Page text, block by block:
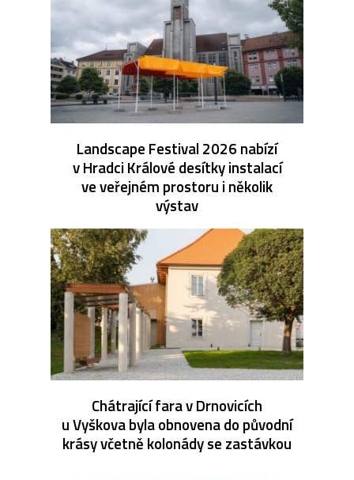
Landscape Festival 2026 nabízí
v Hradci Králové desítky instalací
ve veřejném prostoru i několik
výstav
Chátrající fara v Drnovicích
u Vyškova byla obnovena do původní
krásy včetně kolonády se zastávkou